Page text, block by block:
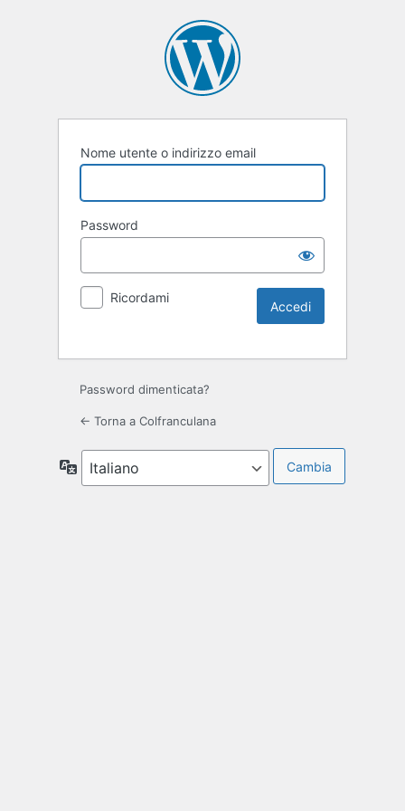
Nome utente o indirizzo email
Password
Ricordami
Password dimenticata?
← Torna a Colfranculana
Lingua